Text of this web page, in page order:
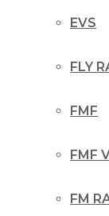
EVS
FLY
FMF
FMF
FM